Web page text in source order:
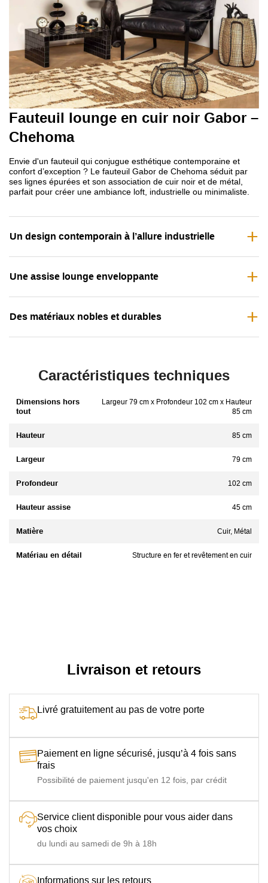
Fauteuil lounge en cuir noir Gabor –
Chehoma
Envie d'un fauteuil qui conjugue esthétique contemporaine et
confort d’exception ? Le fauteuil Gabor de Chehoma séduit par
ses lignes épurées et son association de cuir noir et de métal,
parfait pour créer une ambiance loft, industrielle ou minimaliste.
Un design contemporain à l’allure industrielle
Une assise lounge enveloppante
Des matériaux nobles et durables
Caractéristiques techniques
Dimensions hors
tout
Largeur 79 cm x Profondeur 102 cm x Hauteur
85 cm
Hauteur 85 cm
Largeur 79 cm
Profondeur 102 cm
Hauteur assise 45 cm
Matière Cuir, Métal
Matériau en détail Structure en fer et revêtement en cuir
Livraison et retours
Livré gratuitement au pas de votre porte
Paiement en ligne sécurisé, jusqu’à 4 fois sans
frais
Possibilité de paiement jusqu'en 12 fois, par crédit
Service client disponible pour vous aider dans
vos choix
du lundi au samedi de 9h à 18h
Informations sur les retours